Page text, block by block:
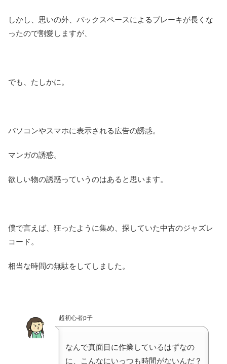
しかし、思いの外、バックスペースによるブレーキが長くな
ったので割愛しますが、
でも、たしかに。
パソコンやスマホに表示される広告の誘惑。
マンガの誘惑。
欲しい物の誘惑っていうのはあると思います。
僕で言えば、狂ったように集め、探していた中古のジャズレ
コード。
相当な時間の無駄をしてしました。
超初心者p子
なんで真面目に作業しているはずなの
に、こんなにいっつも時間がないんだ？